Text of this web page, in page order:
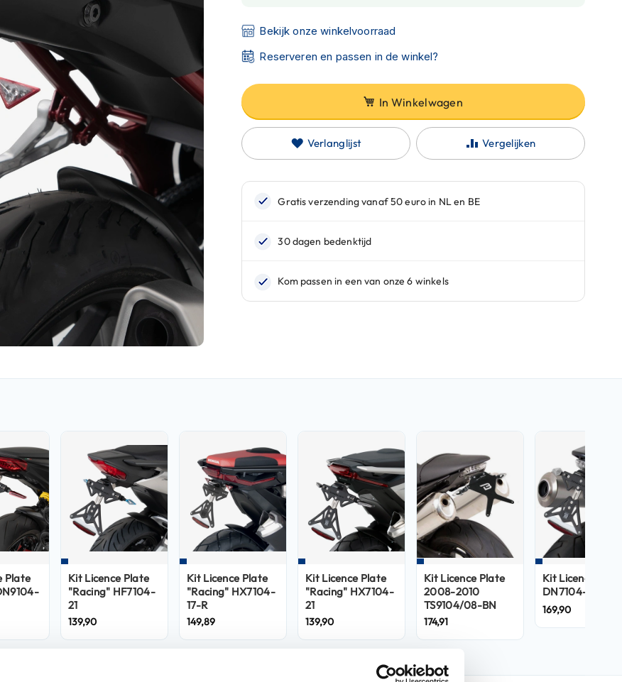
Bekijk onze winkelvoorraad
Reserveren en passen in de winkel?
In Winkelwagen
Verlanglijst Vergelijken
Plate
Kit Licence Plate
"Racing" HF7104-
21
139,90
Kit Licence Plate
"Racing" HX7104-
17-R
149,89
Kit Licence Plate
"Racing" HX7104-
21
139,90
Kit Licence Plate
2008-2010
TS9104/08-BN
174,91
Kit Licence
DN7104-BN
169,90